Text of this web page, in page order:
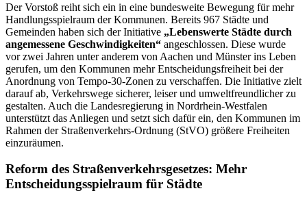
Der Vorstoß reiht sich ein in eine bundesweite Bewegung für mehr
Handlungsspielraum der Kommunen. Bereits 967 Städte und
Gemeinden haben sich der Initiative „Lebenswerte Städte durch
angemessene Geschwindigkeiten“ angeschlossen. Diese wurde
vor zwei Jahren unter anderem von Aachen und Münster ins Leben
gerufen, um den Kommunen mehr Entscheidungsfreiheit bei der
Anordnung von Tempo-30-Zonen zu verschaffen. Die Initiative zielt
darauf ab, Verkehrswege sicherer, leiser und umweltfreundlicher zu
gestalten. Auch die Landesregierung in Nordrhein-Westfalen
unterstützt das Anliegen und setzt sich dafür ein, den Kommunen im
Rahmen der Straßenverkehrs-Ordnung (StVO) größere Freiheiten
einzuräumen.
Reform des Straßenverkehrsgesetzes: Mehr
Entscheidungsspielraum für Städte